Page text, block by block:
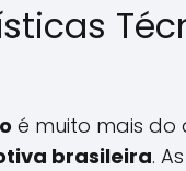
é muito mais do
brasileira.